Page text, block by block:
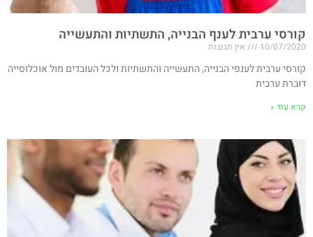
קורסי ערבית לענף הבנייה, התשתיות והתעשייה
10/07/2020 אין תגובות
קורסי ערבית לענפי הבנייה, התעשייה והתשתיות ולכל העובדים מול אוכלוסייה
דוברת ערבית
קרא עוד »